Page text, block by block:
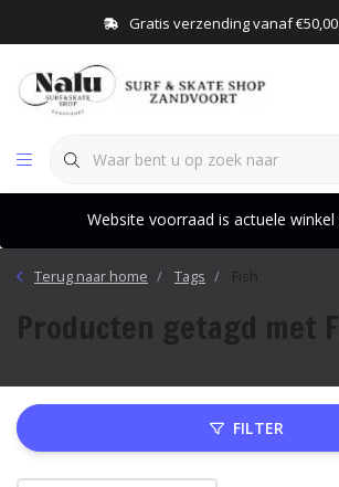
Gratis verzending vanaf €50,00
Website voorraad is actuele
Terug naar home Tags Fish
Producten getagd met
FILTER